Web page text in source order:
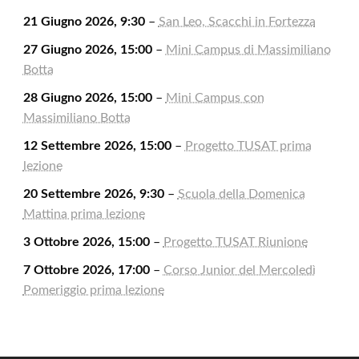
21 Giugno 2026, 9:30– San Leo, Scacchi in Fortezza
27 Giugno 2026, 15:00– Mini Campus di Massimiliano
Botta
28 Giugno 2026, 15:00– Mini Campus con
Massimiliano Botta
12 Settembre 2026, 15:00– Progetto TUSAT prima
lezione
20 Settembre 2026, 9:30– Scuola della Domenica
Mattina prima lezione
3 Ottobre 2026, 15:00– Progetto TUSAT Riunione
7 Ottobre 2026, 17:00– Corso Junior del Mercoledì
Pomeriggio prima lezione